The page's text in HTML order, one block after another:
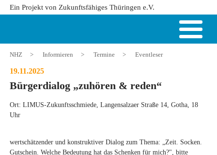
Ein Projekt von Zukunftsfähiges Thüringen e.V.
NHZ > Informieren > Termine > Eventleser
19.11.2025
Bürgerdialog „zuhören & reden“
Ort: LIMUS-Zukunftsschmiede, Langensalzaer Straße 14, Gotha, 18
Uhr
wertschätzender und konstruktiver Dialog zum Thema: „Zeit. Socken.
Gutschein. Welche Bedeutung hat das Schenken für mich?", bitte